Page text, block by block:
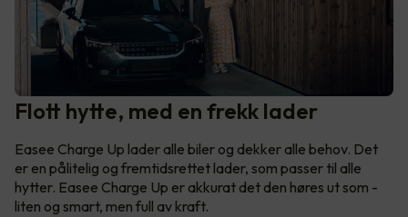
Flott hytte, med en frekk lader
Easee Charge Up lader alle biler og dekker alle behov. Det
er en pålitelig og fremtidsrettet lader, som passer til alle
hytter. Easee Charge Up er akkurat det den høres ut som -
liten og smart, men full av kraft.